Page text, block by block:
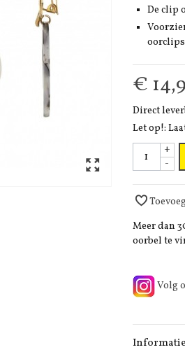
De clip
€
Direct
Let op!:
-
+
Meer dan
oorbel te
Volg
Informatie